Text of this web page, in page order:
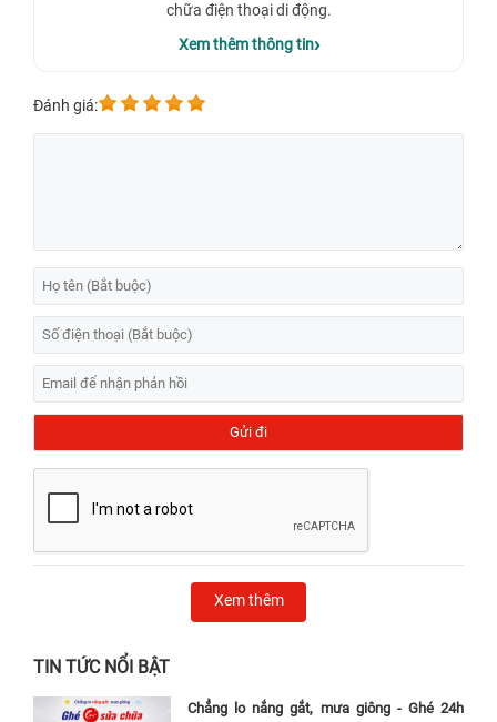
chữa điện thoại di động.
Xem thêm thông tin
Đánh giá:
Xem thêm
TIN TỨC NỔI BẬT
Chẳng lo nắng gắt, mưa giông - Ghé 24h